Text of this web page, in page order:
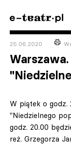
25.06.2020
W piątek o godz.
"Niedzielnego
godz. 20.00
reż. Grzegorza